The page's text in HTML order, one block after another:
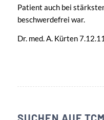
Patient auch bei
beschwerdefrei war.
Dr. med. A. Kürten 7.12.11